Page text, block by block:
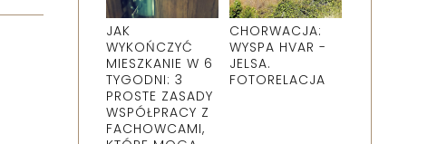
JAK
WYKOŃCZYĆ
MIESZKANIE W 6
TYGODNI: 3
PROSTE ZASADY
WSPÓŁPRACY Z
FACHOWCAMI,
CHORWACJA:
WYSPA HVAR -
JELSA.
FOTORELACJA